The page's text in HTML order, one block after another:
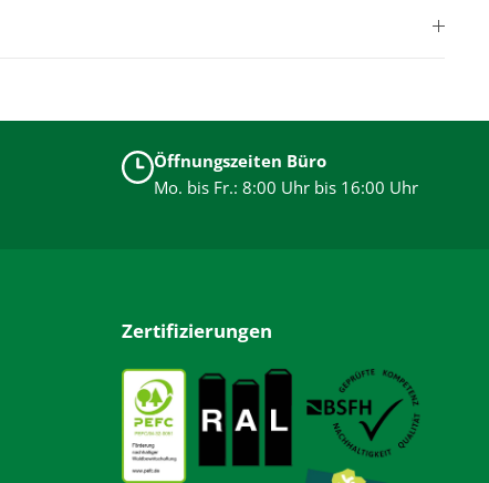
Öffnungszeiten Büro
Mo. bis Fr.: 8:00 Uhr bis 16:00 Uhr
Zertifizierungen